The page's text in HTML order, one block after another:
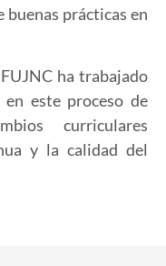
buenas prácticas en
ha trabajado
este proceso de
curriculares
y la calidad del